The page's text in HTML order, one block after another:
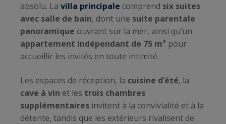
absolu. La villa principale comprend six suites
avec salle de bain, dont une suite parentale
panoramique ouvrant sur la mer, ainsi qu’un
appartement indépendant de 75 m² pour
accueillir les invités en toute intimité.
Les espaces de réception, la cuisine d’été, la
cave à vin et les trois chambres
supplémentaires invitent à la convivialité et à la
détente, tandis que les extérieurs rivalisent de